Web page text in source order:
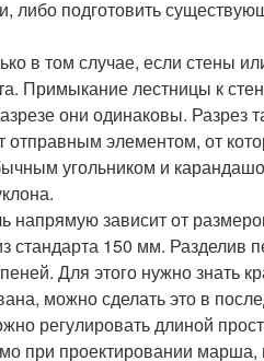
либо подготовить
в том случае, если стены
Примыкание лестницы к
они одинаковы. Разрез
отправным элементом, от
угольником и
напрямую зависит от
стандарта 150 мм.
Для этого нужно знать
можно сделать это в
регулировать длиной
при проектировании